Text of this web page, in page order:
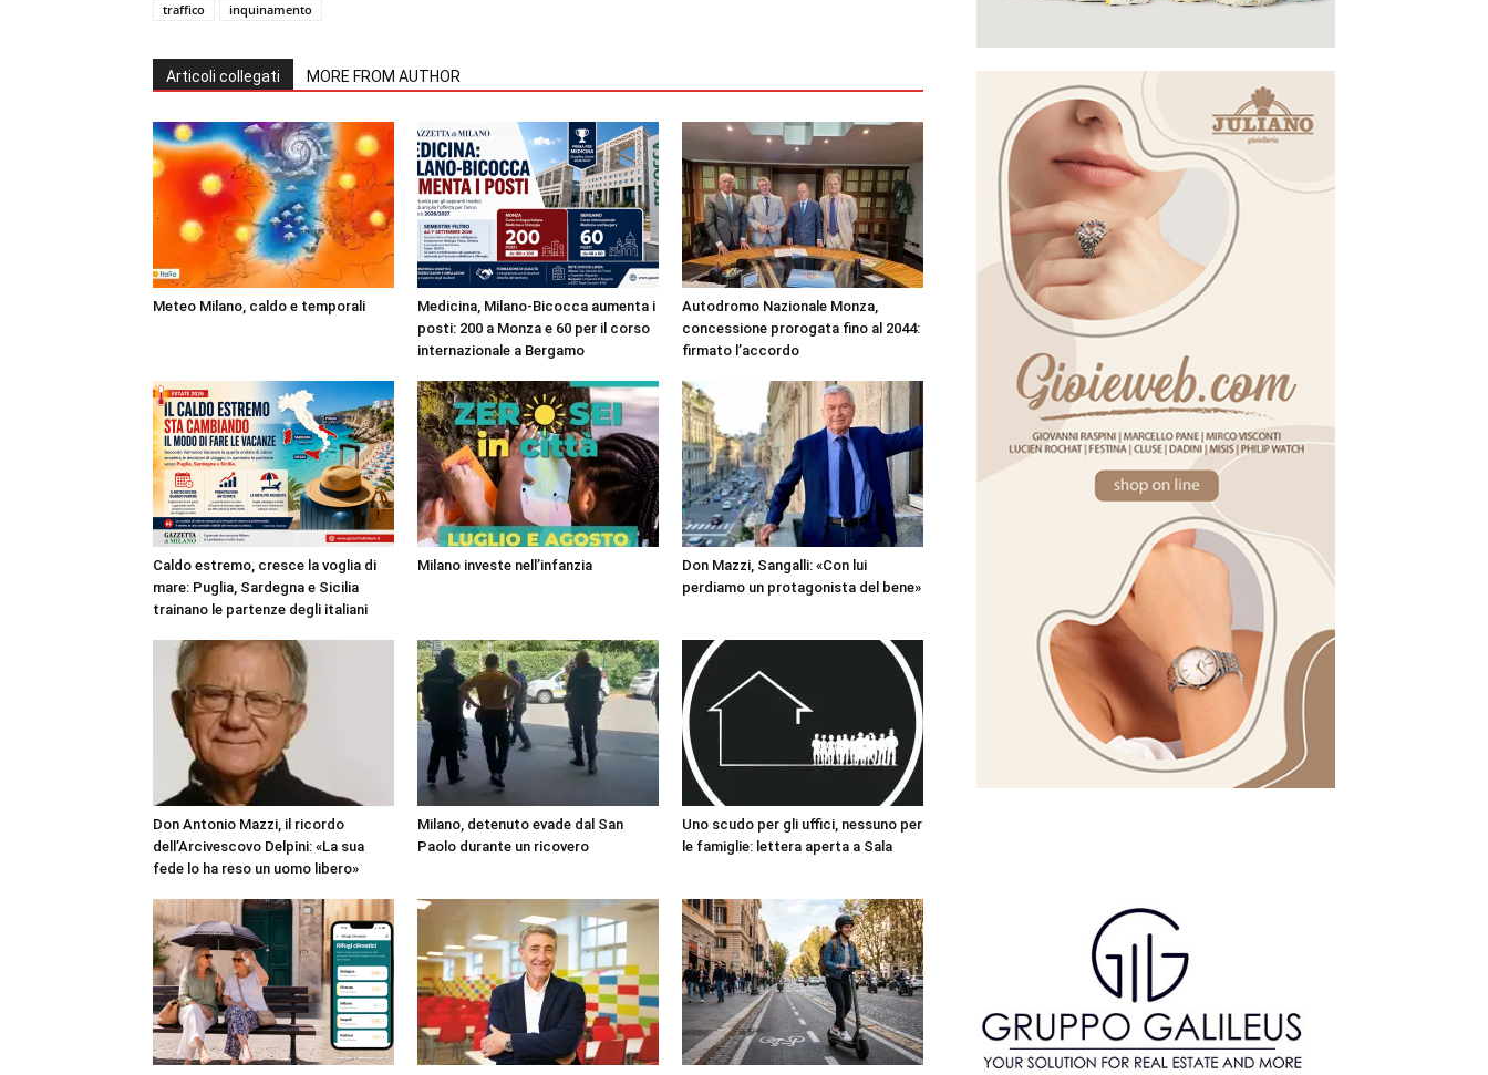
traffico
inquinamento
Articoli collegati MORE FROM AUTHOR
Meteo Milano, caldo e temporali
Medicina, Milano-Bicocca aumenta i
posti: 200 a Monza e 60 per il corso
internazionale a Bergamo
Autodromo Nazionale Monza,
concessione prorogata fino al 2044:
firmato l’accordo
Caldo estremo, cresce la voglia di
mare: Puglia, Sardegna e Sicilia
trainano le partenze degli italiani
Milano investe nell’infanzia
Don Mazzi, Sangalli: «Con lui
perdiamo un protagonista del bene»
Don Antonio Mazzi, il ricordo
dell’Arcivescovo Delpini: «La sua
fede lo ha reso un uomo libero»
Milano, detenuto evade dal San
Paolo durante un ricovero
Uno scudo per gli uffici, nessuno per
le famiglie: lettera aperta a Sala